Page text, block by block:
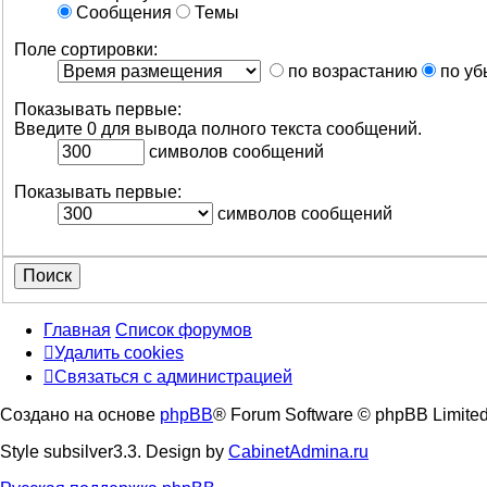
Сообщения
Темы
Поле сортировки:
по возрастанию
по
Показывать первые:
Введите 0 для вывода полного текста сообщений.
символов сообщений
Показывать первые:
символов сообщений
Главная Список форумов
Удалить cookies
Связаться
администрацией
Связаться с администрацией
Создано на основе phpBB® Forum Software © phpBB Limited
Style subsilver3.3. Design by CabinetAdmina.ru